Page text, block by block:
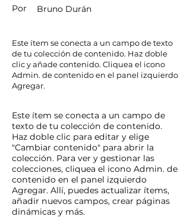
Por Bruno Durán
Este ítem se conecta a un campo de texto
de tu colección de contenido. Haz doble
clic y añade contenido. Cliquea el icono
Admin. de contenido en el panel izquierdo
Agregar.
Este ítem se conecta a un campo de
texto de tu colección de contenido.
Haz doble clic para editar y elige
"Cambiar contenido" para abrir la
colección. Para ver y gestionar las
colecciones, cliquea el icono Admin. de
contenido en el panel izquierdo
Agregar. Allí, puedes actualizar ítems,
añadir nuevos campos, crear páginas
dinámicas y más.